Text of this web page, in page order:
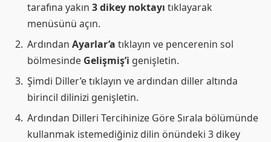
tarafına yakın 3 dikey noktayı tıklayarak
menüsünü açın.
Ardından Ayarlar’a tıklayın ve pencerenin sol
bölmesinde Gelişmiş’i genişletin.
Şimdi Diller’e tıklayın ve ardından diller altında
birincil dilinizi genişletin.
Ardından Dilleri Tercihinize Göre Sırala bölümünde
kullanmak istemediğiniz dilin önündeki 3 dikey